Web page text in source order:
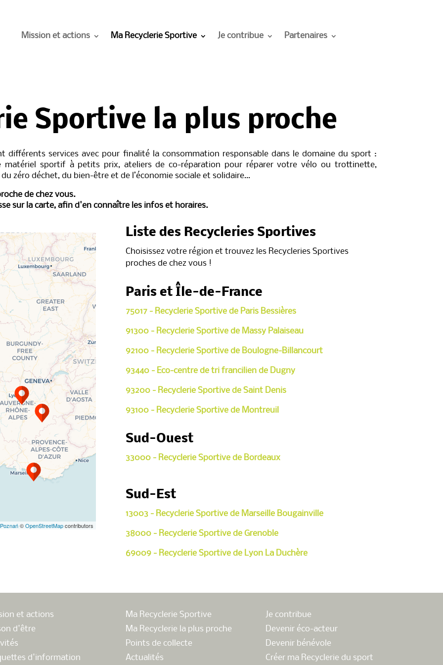
Mission et actions Ma Recyclerie Sportive Je contribue Partenaires
Sportive la plus proche
différents services avec pour finalité la consommation responsable dans le domaine du sport :
matériel sportif à petits prix, ateliers de co-réparation pour réparer votre vélo ou trottinette,
zéro déchet, du bien-être et de l’économie sociale et solidaire…
de chez vous.
sur la carte, afin d'en connaître les infos et horaires.
©OpenStreetMapcontributors
Liste des Recycleries Sportives
Choisissez votre région et trouvez les Recycleries Sportives
proches de chez vous !
Paris et Île-de-France
75017 - Recyclerie Sportive de Paris Bessières
91300 - Recyclerie Sportive de Massy Palaiseau
92100 - Recyclerie Sportive de Boulogne-Billancourt
93440 - Eco-centre de tri francilien de Dugny
93200 - Recyclerie Sportive de Saint Denis
93100 - Recyclerie Sportive de Montreuil
Sud-Ouest
33000 - Recyclerie Sportive de Bordeaux
Sud-Est
13003 - Recyclerie Sportive de Marseille Bougainville
38000 - Recyclerie Sportive de Grenoble
69009 - Recyclerie Sportive de Lyon La Duchère
et actions
d'être
d'information
Ma Recyclerie Sportive
Ma Recyclerie la plus proche
Points de collecte
Actualités
Je contribue
Devenir éco-acteur
Devenir bénévole
Créer ma Recyclerie du sport